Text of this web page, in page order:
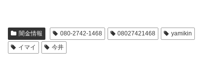
闇金情報 080-2742-1468 08027421468
yamikin
イマイ
今井